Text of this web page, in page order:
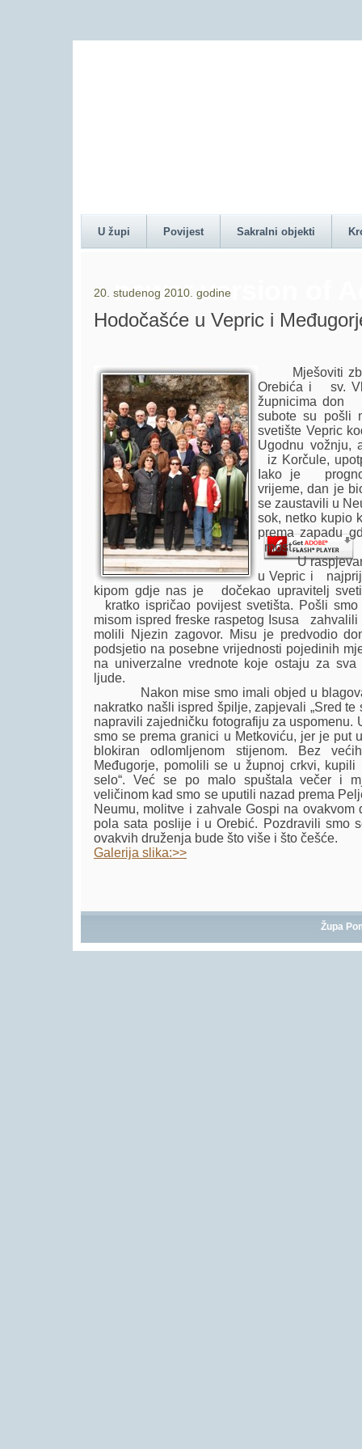
newer version of
Player.
U župi Povijest Sakralni objekti
20. studenog 2010. godine
Hodočašće u Vepric i
Mješoviti
Orebića i sv.
župnicima don
subote su pošli
svetište Vepric
Ugodnu vožnju,
iz Korčule,
Iako je
vrijeme, dan je
se zaustavili u
sok, netko kupio
prema zapadu
most…
U
u Vepric i
kipom gdje nas je dočekao upravitelj
kratko ispričao povijest svetišta. Pošli
misom ispred freske raspetog Isusa
molili Njezin zagovor. Misu je predvodio
podsjetio na posebne vrijednosti pojedinih
na univerzalne vrednote koje ostaju za
ljude.
Nakon mise smo imali objed u
nakratko našli ispred špilje, zapjevali „Sred te
napravili zajedničku fotografiju za uspomenu.
smo se prema granici u Metkoviću, jer je put
blokiran odlomljenom stijenom. Bez
Međugorje, pomolili se u župnoj crkvi,
selo“. Već se po malo spuštala večer i
veličinom kad smo se uputili nazad prema
Neumu, molitve i zahvale Gospi na
pola sata poslije i u Orebić. Pozdravili smo
ovakvih druženja bude što više i što češće.
Galerija slika:>>
Župa